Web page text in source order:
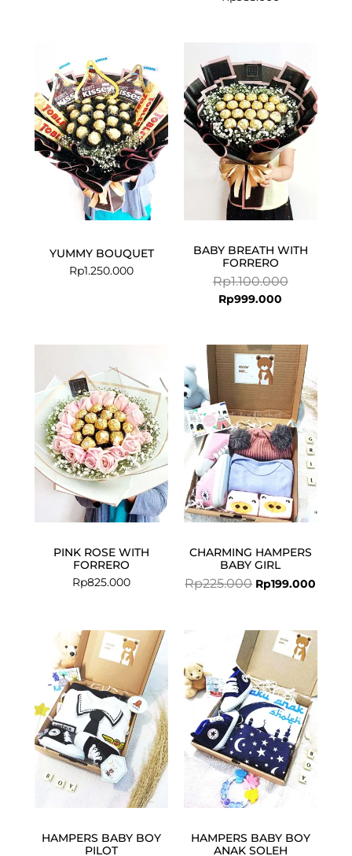
YUMMY BOUQUET
Rp1.250.000
BABY BREATH WITH
FORRERO
Rp1.100.000
price
was:
Rp1.100.000.
Rp999.000
price
is:
Rp999.000.
PINK ROSE WITH
FORRERO
Rp825.000
CHARMING HAMPERS
BABY GIRL
Rp225.000
Original
price
was:
Rp225.000.
Rp199.000
is:
HAMPERS BABY BOY
PILOT
Original
price
was:
Rp250.000.
Current
price
is:
Rp225.000.
HAMPERS BABY BOY
ANAK SOLEH
Original
price
Rp275.000.
Current
price
Rp250.000.